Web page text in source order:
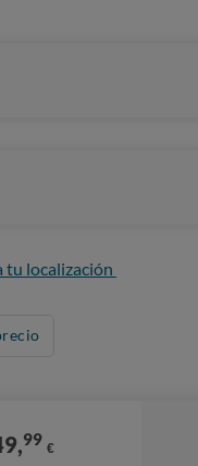
tu localización
99 €